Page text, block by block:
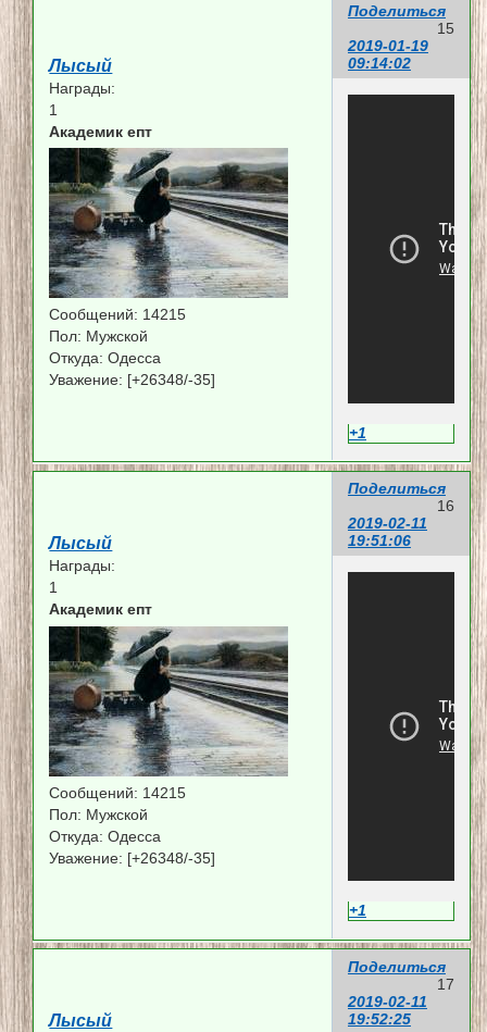
Поделиться
15
2019-01-19
09:14:02
Лысый
Награды:
1
Академик епт
Сообщений: 14215
Пол: Мужской
Откуда: Одесса
Уважение: [+26348/-35]
+1
Поделиться
16
2019-02-11
19:51:06
Лысый
Награды:
1
Академик епт
Сообщений: 14215
Пол: Мужской
Откуда: Одесса
Уважение: [+26348/-35]
+1
Поделиться
17
2019-02-11
19:52:25
Лысый